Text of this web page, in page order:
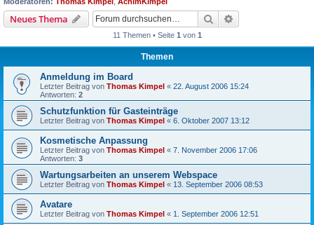
Neues Thema Suche
11 Themen • Seite 1 von 1
Themen
Anmeldung im Board
Letzter Beitrag von Thomas Kimpel « 22. August 2006 15:24
Antworten: 2
Schutzfunktion für Gasteinträge
Letzter Beitrag von Thomas Kimpel « 6. Oktober 2007 13:12
Kosmetische Anpassung
Letzter Beitrag von Thomas Kimpel « 7. November 2006 17:06
Antworten: 3
Wartungsarbeiten an unserem Webspace
Letzter Beitrag von Thomas Kimpel « 13. September 2006 08:53
Avatare
Letzter Beitrag von Thomas Kimpel « 1. September 2006 12:51